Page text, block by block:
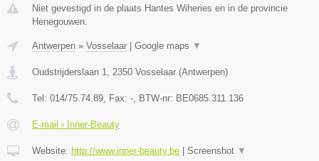
Niet gevestigd in de plaats Hantes Wiheries en in de provincie
Henegouwen.
Antwerpen » Vosselaar | Google maps ▼
Oudstrijderslaan 1 2350 Vosselaar (Antwerpen)
Tel: 014/75.74.89 , Fax: - , BTW-nr: BE0685.311.136
E-mail › Inner-Beauty
Website: http://www.inner-beauty.be | Screenshot ▼